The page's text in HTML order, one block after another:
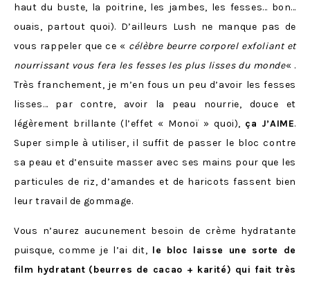
haut du buste, la poitrine, les jambes, les fesses… bon…
ouais, partout quoi). D’ailleurs Lush ne manque pas de
vous rappeler que ce « célèbre beurre corporel exfoliant et
nourrissant vous fera les fesses les plus lisses du monde« .
Très franchement, je m’en fous un peu d’avoir les fesses
lisses… par contre, avoir la peau nourrie, douce et
légèrement brillante (l’effet « Monoï » quoi), ça J’AIME.
Super simple à utiliser, il suffit de passer le bloc contre
sa peau et d’ensuite masser avec ses mains pour que les
particules de riz, d’amandes et de haricots fassent bien
leur travail de gommage.
Vous n’aurez aucunement besoin de crème hydratante
puisque, comme je l’ai dit, le bloc laisse une sorte de
film hydratant (beurres de cacao + karité) qui fait très